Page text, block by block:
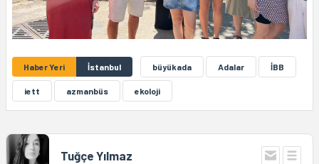
Haber Yeri İstanbul büyükada Adalar İBB
iett azmanbüs ekoloji
Tuğçe Yılmaz